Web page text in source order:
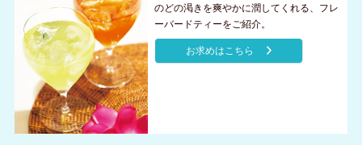
のどの渇きを爽やかに潤してくれる、フレ
ーバードティーをご紹介。
お求めはこちら